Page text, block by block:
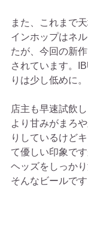
また、これまで
インホップはネ
たが、今回の新
されています。
りは少し低めに。
店主も早速試飲
より甘みがまろ
りしているけど
て優しい印象で
ヘッズをしっか
そんなビールです